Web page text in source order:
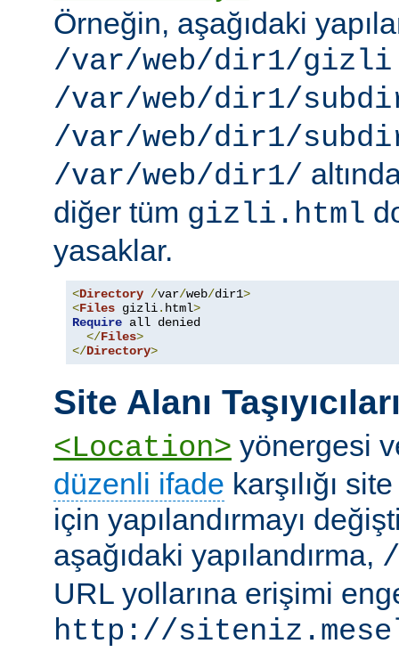
Örneğin, aşağıdaki
/var/web/dir1/
/var/web/dir1/
/var/web/dir1/
/var/web/dir1/
diğer tüm gizli.html
yasaklar.
<Directory /var/web/dir1>
<Files gizli. html>
Require all denied
</Files>
</Directory>
Site Alanı
<Location> yönergesi
düzenli ifade karşılığı
için yapılandırmayı
aşağıdaki yapılandırma,
URL yollarına erişimi
http://